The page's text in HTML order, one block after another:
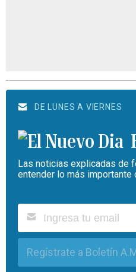
DE LUNES A VIERNES
Las noticias explicadas de
entender lo más importante
Regístrate a Boletín